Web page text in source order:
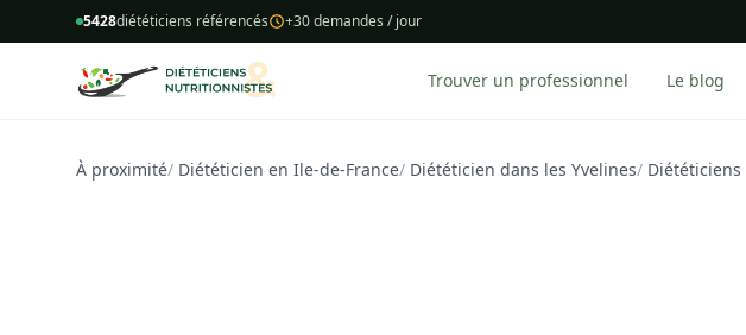
5428diététiciens référencés +30 demandes / jour
Trouver un professionnel Le blog
À proximité/ Diététicien en Ile-de-France/ Diététicien dans les Yvelines/